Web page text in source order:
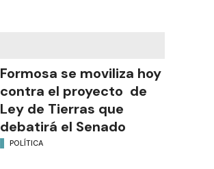
Formosa se moviliza hoy
contra el proyecto de
Ley de Tierras que
debatirá el Senado
POLÍTICA